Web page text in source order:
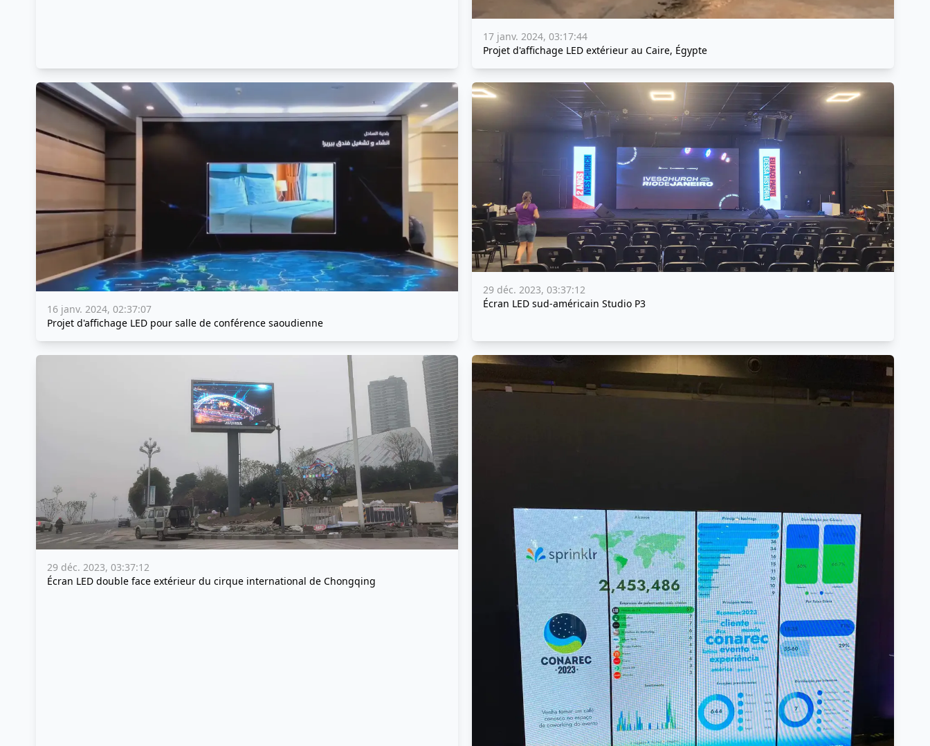
17 janv. 2024, 03:17:44
Projet d'affichage LED extérieur au Caire, Égypte
16 janv. 2024, 02:37:07
Projet d'affichage LED pour salle de conférence saoudienne
29 déc. 2023, 03:37:12
Écran LED sud-américain Studio P3
29 déc. 2023, 03:37:12
Écran LED double face extérieur du cirque international de Chongqing